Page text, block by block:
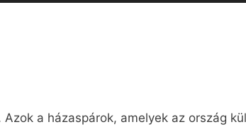
a házaspárok, amelyek az ország